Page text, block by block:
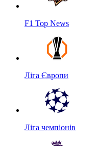
F1 Top News
Ліга Європи
Ліга чемпіонів